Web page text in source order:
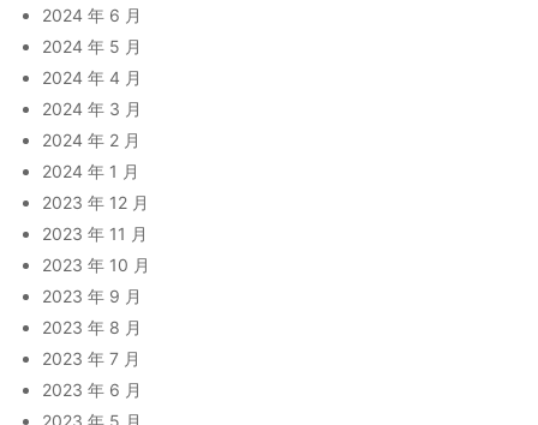
2024 年 6 月
2024 年 5 月
2024 年 4 月
2024 年 3 月
2024 年 2 月
2024 年 1 月
2023 年 12 月
2023 年 11 月
2023 年 10 月
2023 年 9 月
2023 年 8 月
2023 年 7 月
2023 年 6 月
2023 年 5 月